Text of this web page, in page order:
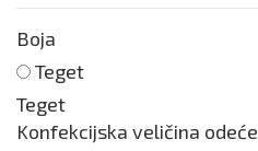
Boja
Teget
Teget
Konfekcijska veličina odeće